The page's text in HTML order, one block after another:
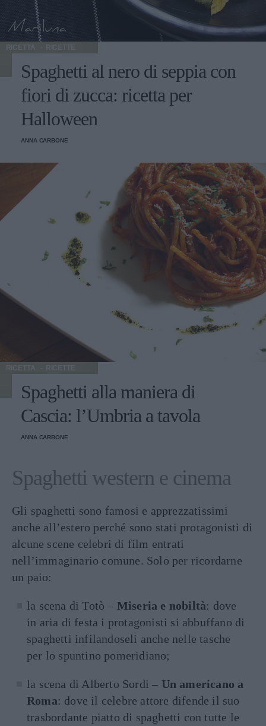
RICETTA
Spaghetti al nero di seppia con
fiori di zucca: ricetta per
Halloween
ANNA CARBONE
RICETTA
Spaghetti alla maniera di
Cascia: l’Umbria a tavola
ANNA CARBONE
Spaghetti western e cinema
Gli spaghetti sono famosi e apprezzatissimi
anche all’estero perché sono stati protagonisti di
alcune scene celebri di film entrati
nell’immaginario comune. Solo per ricordarne
un paio:
la scena di Totò – Miseria e nobiltà: dove
in aria di festa i protagonisti si abbuffano di
spaghetti infilandoseli anche nelle tasche
per lo spuntino pomeridiano;
la scena di Alberto Sordi – Un americano a
Roma: dove il celebre attore difende il suo
trasbordante piatto di spaghetti con tutte le